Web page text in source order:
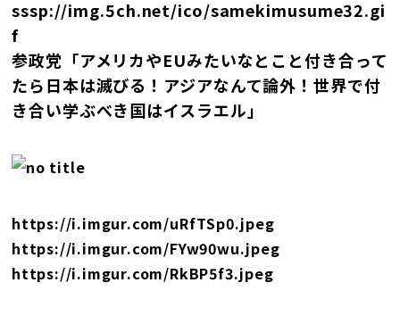
sssp://img.5ch.net/ico/samekimusume32.gi
f
参政党「アメリカやEUみたいなとこと付き合って
たら日本は滅びる！アジアなんて論外！世界で付
き合い学ぶべき国はイスラエル」
https://i.imgur.com/uRfTSp0.jpeg
https://i.imgur.com/FYw90wu.jpeg
https://i.imgur.com/RkBP5f3.jpeg